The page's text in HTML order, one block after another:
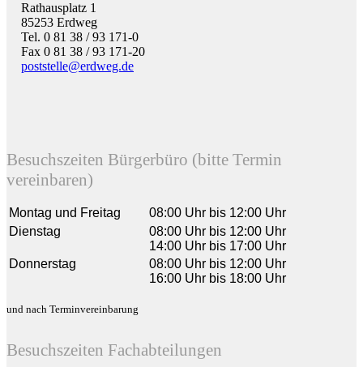
Rathausplatz 1
85253 Erdweg
Tel. 0 81 38 / 93 171-0
Fax 0 81 38 / 93 171-20
poststelle@erdweg.de
Besuchszeiten Bürgerbüro (bitte Termin
vereinbaren)
Montag und Freitag
08:00 Uhr bis 12:00 Uhr
Dienstag
08:00 Uhr bis 12:00 Uhr
14:00 Uhr bis 17:00 Uhr
Donnerstag
08:00 Uhr bis 12:00 Uhr
16:00 Uhr bis 18:00 Uhr
und nach Terminvereinbarung
Besuchszeiten Fachabteilungen